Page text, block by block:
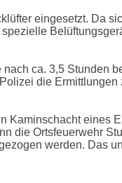
eingesetzt. Da
ca. 3,5 Stunden
die
Kaminschacht eines
die Ortsfeuerwehr
werden. Das